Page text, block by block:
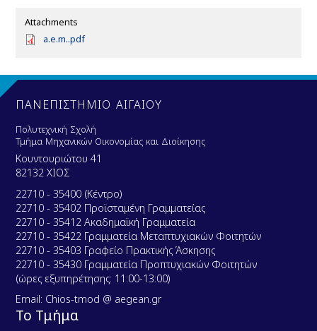
Attachments
D
u
e
n
t
a.e.m..pdf
ΠΑΝΕΠΙΣΤΗΜΙΟ ΑΙΓΑΙΟΥ
Πολυτεχνική Σχολή
Τμήμα Μηχανικών Οικονομίας και Διοίκησης
Κουντουριώτου 41
82132 ΧΙΟΣ
22710 - 35400 (Κέντρο)
22710 - 35402 Προϊσταμένη Γραμματείας
22710 - 35412 Ακαδημαϊκή Γραμματεία
22710 - 35422 Γραμματεία Μεταπτυχιακών Φοιτητών
22710 - 35403 Γραφείο Πρακτικής Άσκησης
22710 - 35430 Γραμματεία Προπτυχιακών Φοιτητών
(ώρες εξυπηρέτησης: 11:00-13:00)
Email: Chios-tmod @ aegean.gr
Το Τμήμα